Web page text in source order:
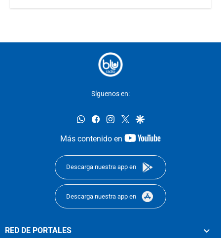
Síguenos en:
whatsappfacebookinstagram
twittergoogle
Más contenido en
youtube-
Descarga nuestra app en
Descarga nuestra app en
RED DE PORTALES